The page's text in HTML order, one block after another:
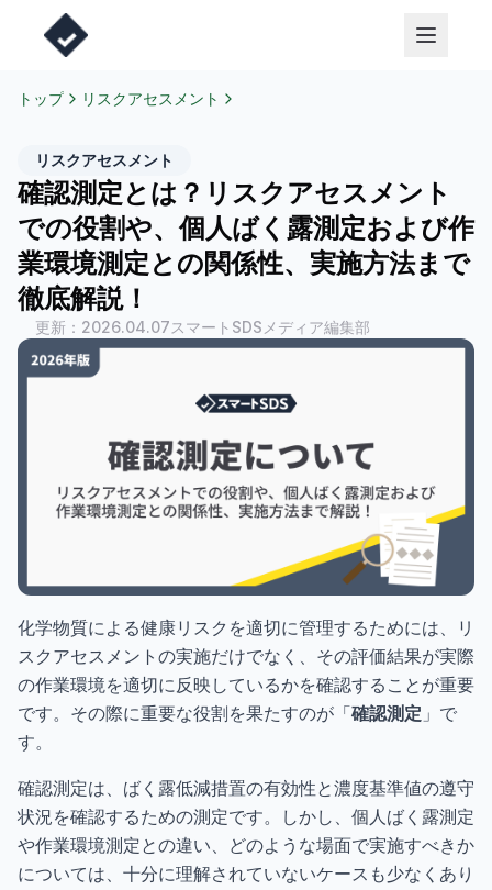
トップ リスクアセスメント
リスクアセスメント
確認測定とは？リスクアセスメント
での役割や、個人ばく露測定および作
業環境測定との関係性、実施方法まで
徹底解説！
更新： 2026.04.07スマートSDSメディア編集部
化学物質による健康リスクを適切に管理するためには、リ
スクアセスメントの実施だけでなく、その評価結果が実際
の作業環境を適切に反映しているかを確認することが重要
です。その際に重要な役割を果たすのが「確認測定 」で
す。
確認測定は、ばく露低減措置の有効性と濃度基準値の遵守
状況を確認するための測定です。しかし、個人ばく露測定
や作業環境測定との違い、どのような場面で実施すべきか
については、十分に理解されていないケースも少なくあり